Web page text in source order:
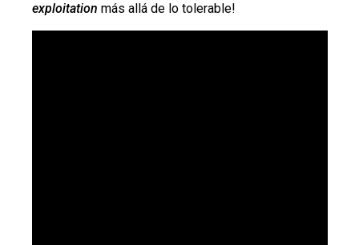
exploitation más allá de lo tolerable!